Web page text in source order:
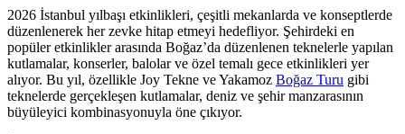
2026 İstanbul yılbaşı etkinlikleri, çeşitli mekanlarda ve konseptlerde
düzenlenerek her zevke hitap etmeyi hedefliyor. Şehirdeki en
popüler etkinlikler arasında Boğaz’da düzenlenen teknelerle yapılan
kutlamalar, konserler, balolar ve özel temalı gece etkinlikleri yer
alıyor. Bu yıl, özellikle Joy Tekne ve Yakamoz Boğaz Turu gibi
teknelerde gerçekleşen kutlamalar, deniz ve şehir manzarasının
büyüleyici kombinasyonuyla öne çıkıyor.